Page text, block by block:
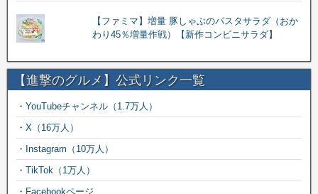
【ファミマ】増量 豚しゃぶのパスタサラダ（おか
わり45％増量作戦）【新作コンビニサラダ】
【進撃のグルメ】公式リンク一覧
・ YouTubeチャンネル（1.7万人）
・ X（16万人）
・ Instagram（10万人）
・ TikTok（1万人）
・ Facebookページ